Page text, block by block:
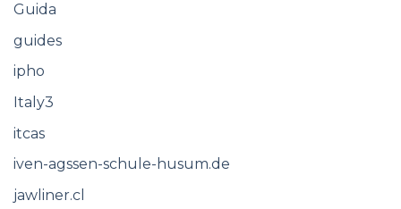
Guida
guides
ipho
Italy3
itcas
iven-agssen-schule-husum.de
jawliner.cl